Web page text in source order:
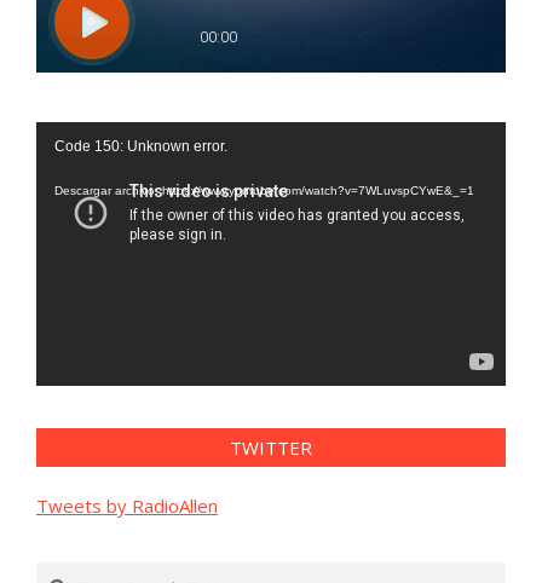
Reproductor
vídeo
Code 150: Unknown error.
Descargar archivo: https://www.youtube.com/watch?v=7WLuvspCYwE&_=1
TWITTER
Tweets by RadioAllen
Search